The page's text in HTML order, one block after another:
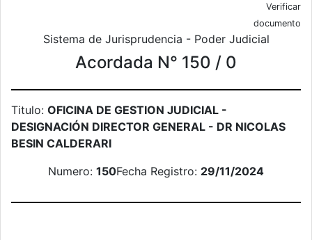
Verificar
documento
Sistema de Jurisprudencia - Poder Judicial
Acordada N° 150 / 0
Titulo: OFICINA DE GESTION JUDICIAL -
DESIGNACIÓN DIRECTOR GENERAL - DR NICOLAS
BESIN CALDERARI
Numero: 150Fecha Registro: 29/11/2024